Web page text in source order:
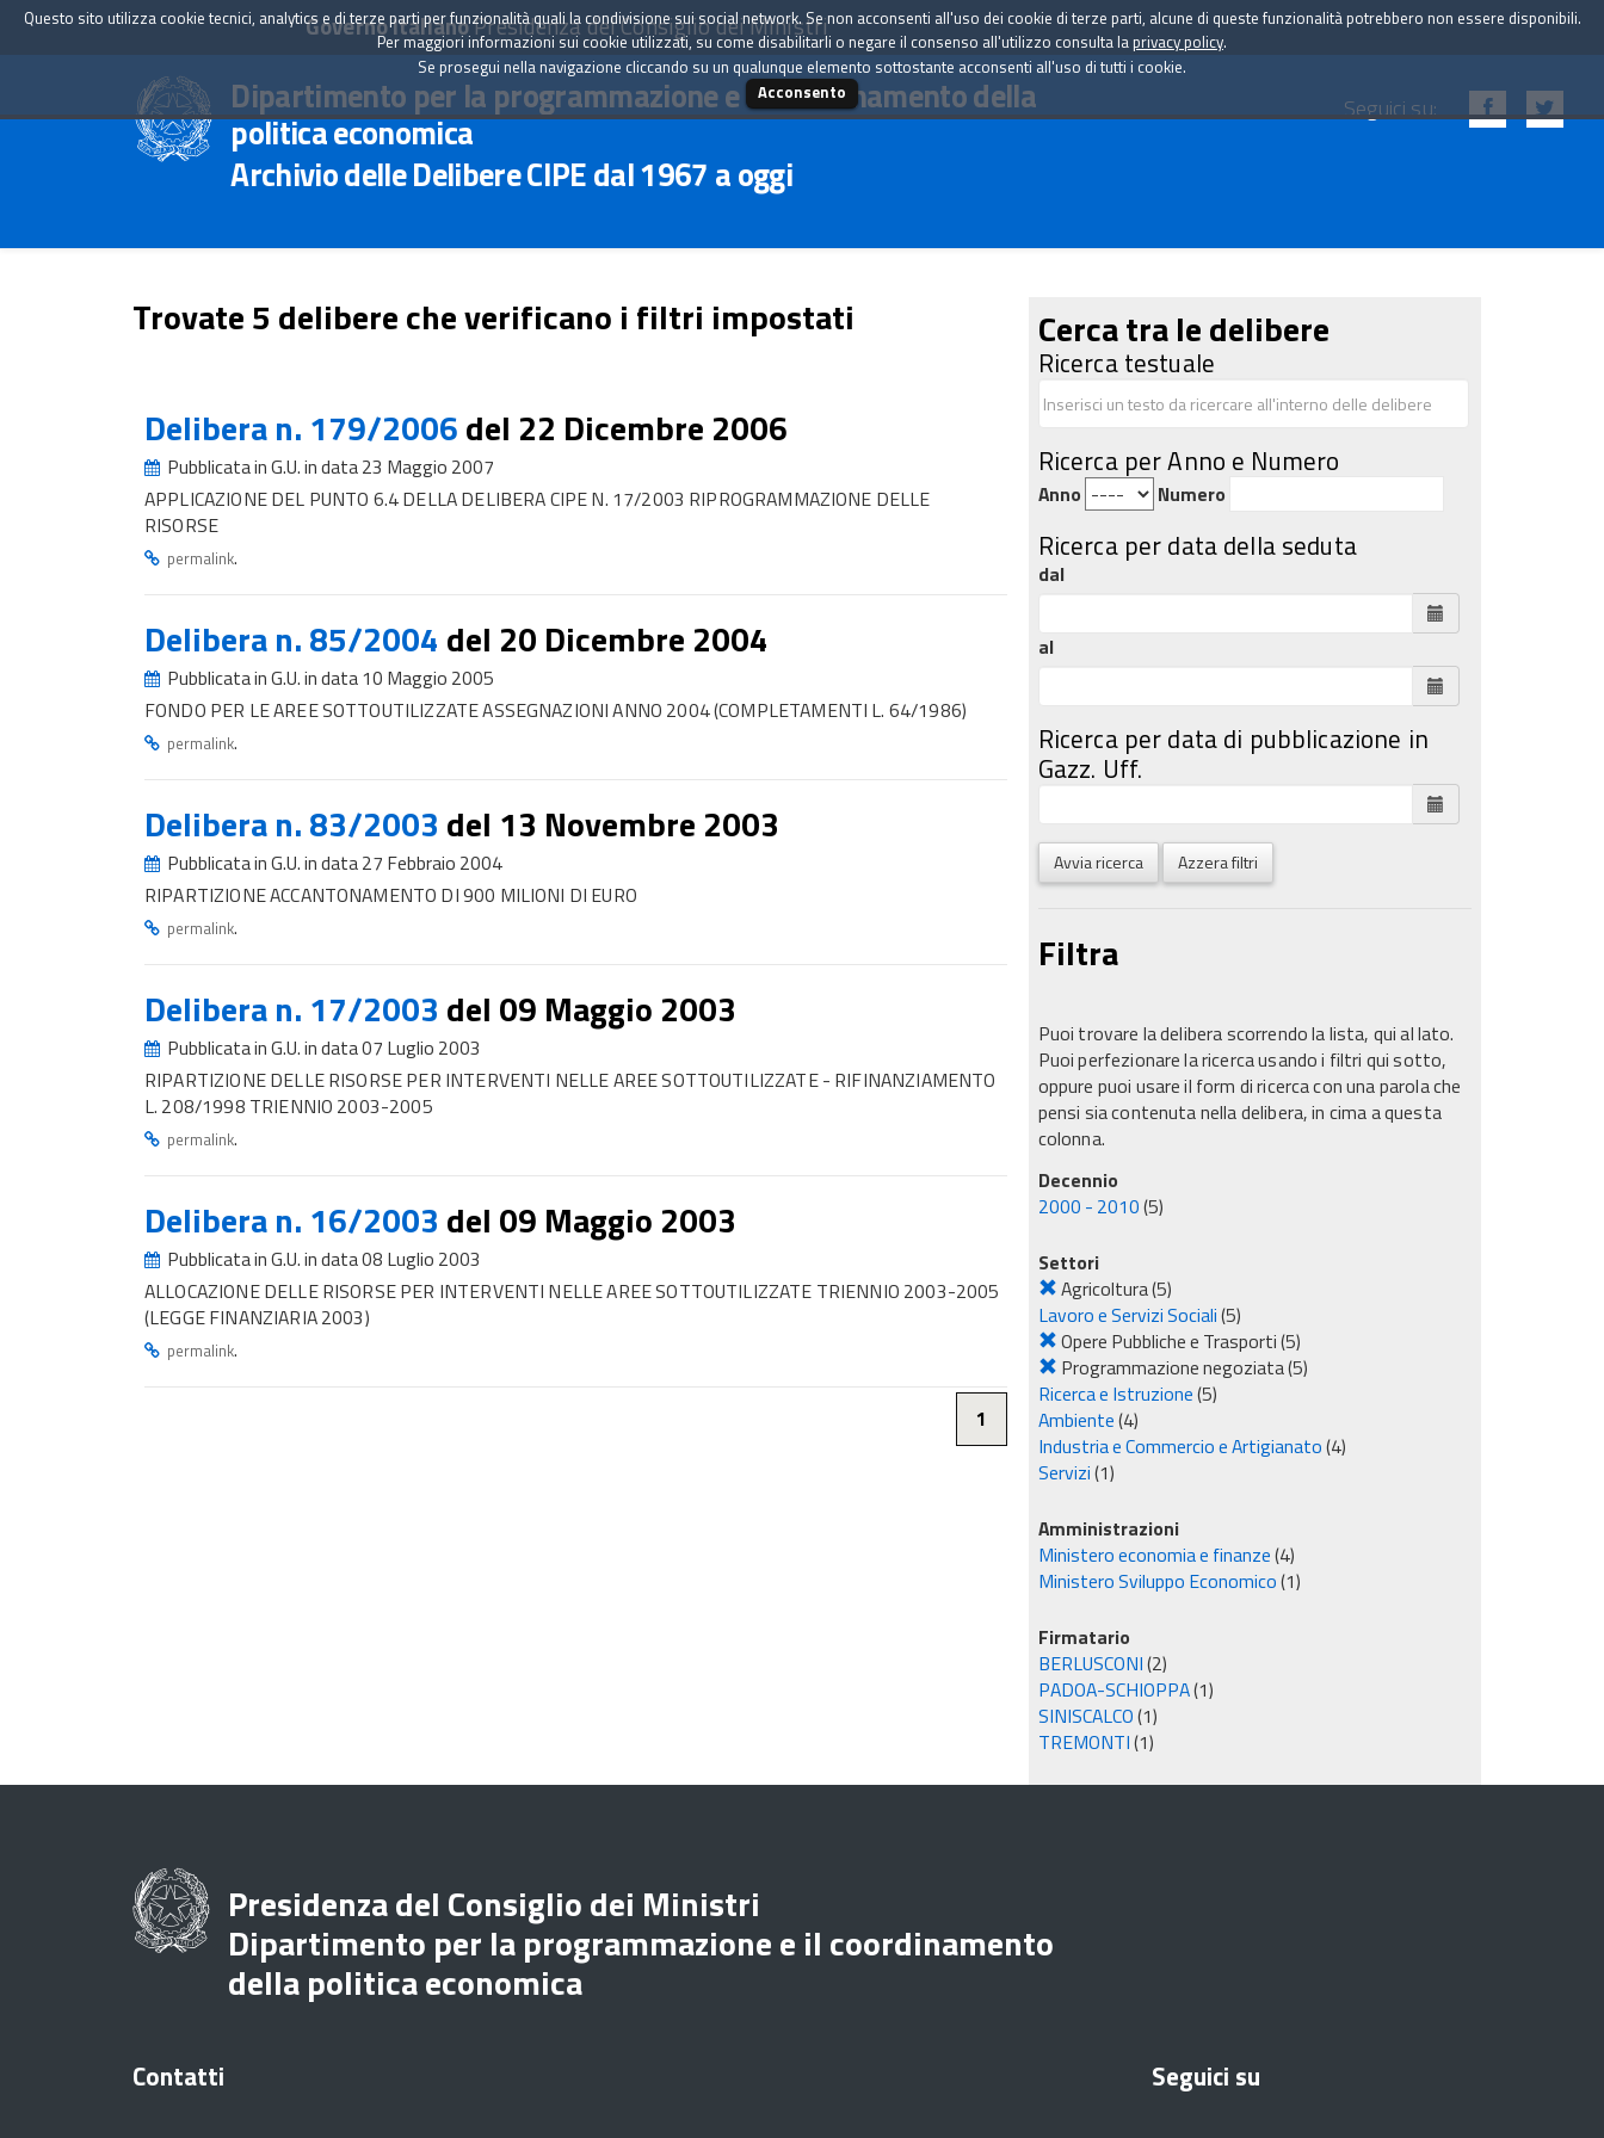
Governo ItalianoPresidenza del Consiglio dei Ministri
Dipartimento per la programmazione e il coordinamento della
politica economica
Archivio delle Delibere CIPE dal 1967 a oggi
Seguici su:
Trovate 5 delibere che verificano i filtri impostati
Delibera n. 179/2006del 22 Dicembre 2006
Pubblicata in G.U. in data 23 Maggio 2007
APPLICAZIONE DEL PUNTO 6.4 DELLA DELIBERA CIPE N. 17/2003 RIPROGRAMMAZIONE DELLE
RISORSE
permalink.
Delibera n. 85/2004 del 20 Dicembre 2004
Pubblicata in G.U. in data 10 Maggio 2005
FONDO PER LE AREE SOTTOUTILIZZATE ASSEGNAZIONI ANNO 2004 (COMPLETAMENTI L. 64/1986)
permalink.
Delibera n. 83/2003 del 13 Novembre 2003
Pubblicata in G.U. in data 27 Febbraio 2004
RIPARTIZIONE ACCANTONAMENTO DI 900 MILIONI DI EURO
permalink.
Delibera n. 17/2003 del 09 Maggio 2003
Pubblicata in G.U. in data 07 Luglio 2003
RIPARTIZIONE DELLE RISORSE PER INTERVENTI NELLE AREE SOTTOUTILIZZATE - RIFINANZIAMENTO
L. 208/1998 TRIENNIO 2003-2005
permalink.
Delibera n. 16/2003 del 09 Maggio 2003
Pubblicata in G.U. in data 08 Luglio 2003
ALLOCAZIONE DELLE RISORSE PER INTERVENTI NELLE AREE SOTTOUTILIZZATE TRIENNIO 2003-2005
(LEGGE FINANZIARIA 2003)
permalink.
1
Cerca tra le delibere
Ricerca testuale
Ricerca per Anno e Numero
Anno Numero
Ricerca per data della seduta
dal
al
Ricerca per data di pubblicazione in
Gazz. Uff.
Avvia ricerca Azzera filtri
Filtra
Puoi trovare la delibera scorrendo la lista, qui al lato.
Puoi perfezionare la ricerca usando i filtri qui sotto,
oppure puoi usare il form di ricerca con una parola che
pensi sia contenuta nella delibera, in cima a questa
colonna.
Decennio
2000 - 2010(5)
Settori
Agricoltura(5)
Lavoro e Servizi Sociali(5)
Opere Pubbliche e Trasporti(5)
Programmazione negoziata(5)
Ricerca e Istruzione(5)
Ambiente(4)
Industria e Commercio e Artigianato(4)
Servizi(1)
Amministrazioni
Ministero economia e finanze(4)
Ministero Sviluppo Economico(1)
Firmatario
BERLUSCONI(2)
PADOA-SCHIOPPA(1)
SINISCALCO(1)
TREMONTI(1)
Questo sito utilizza cookie tecnici, analytics e di terze parti per funzionalità quali la condivisione sui social network. Se non acconsenti all'uso dei cookie di terze parti, alcune di queste funzionalità potrebbero non essere disponibili.
Per maggiori informazioni sui cookie utilizzati, su come disabilitarli o negare il consenso all'utilizzo consulta la privacy policy.
Se prosegui nella navigazione cliccando su un qualunque elemento sottostante acconsenti all'uso di tutti i cookie.
Acconsento
Presidenza del Consiglio dei Ministri
Dipartimento per la programmazione e il coordinamento
della politica economica
Contatti Seguici su